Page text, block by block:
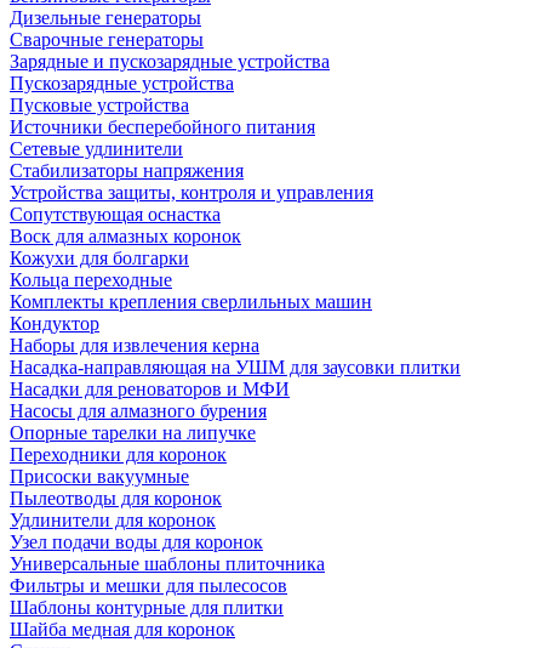
Дизельные генераторы
Сварочные генераторы
Зарядные и пускозарядные устройства
Пускозарядные устройства
Пусковые устройства
Источники бесперебойного питания
Сетевые удлинители
Стабилизаторы напряжения
Устройства защиты, контроля и управления
Сопутствующая оснастка
Воск для алмазных коронок
Кожухи для болгарки
Кольца переходные
Комплекты крепления сверлильных машин
Кондуктор
Наборы для извлечения керна
Насадка-направляющая на УШМ для заусовки плитки
Насадки для реноваторов и МФИ
Насосы для алмазного бурения
Опорные тарелки на липучке
Переходники для коронок
Присоски вакуумные
Пылеотводы для коронок
Удлинители для коронок
Узел подачи воды для коронок
Универсальные шаблоны плиточника
Фильтры и мешки для пылесосов
Шаблоны контурные для плитки
Шайба медная для коронок